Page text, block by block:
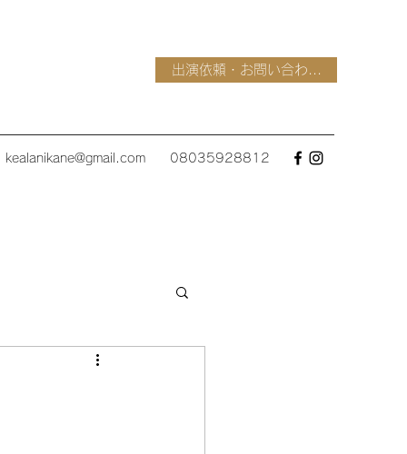
出演依頼・お問い合わ...
kealanikane@gmail.com 08035928812